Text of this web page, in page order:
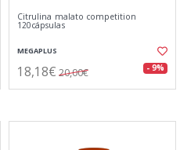
Citrulina malato competition
120cápsulas
MEGAPLUS
18,18€ 20,00€ - 9%